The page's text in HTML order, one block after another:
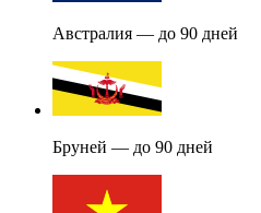
Австралия — до 90 дней
Бруней — до 90 дней